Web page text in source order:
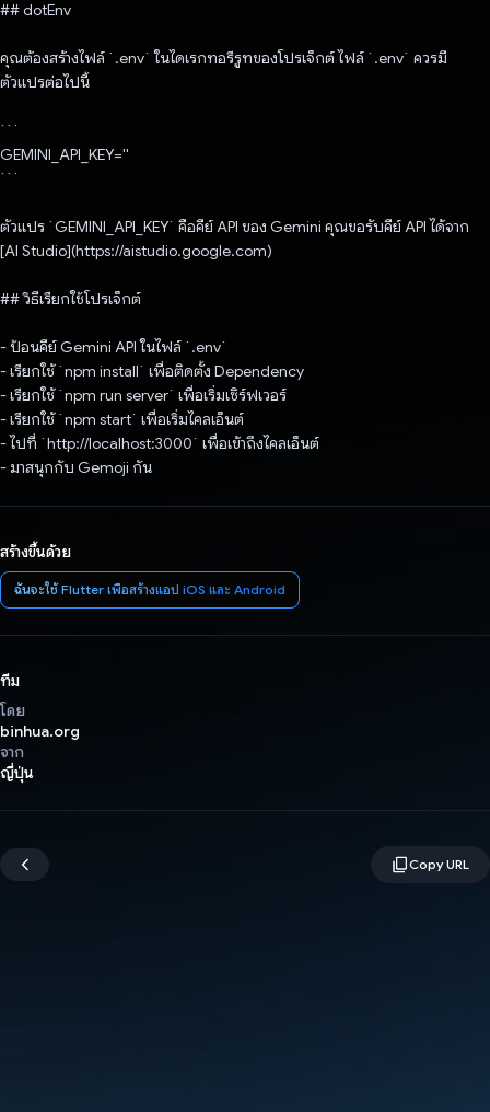
## dotEnv
คุณต้องสร้างไฟล์ `.env` ในไดเรกทอรีรูทของโปรเจ็กต์ ไฟล์ `.env` ควรมี
ตัวแปรต่อไปนี้
```
GEMINI_API_KEY=''
```
ตัวแปร `GEMINI_API_KEY` คือคีย์ API ของ Gemini คุณขอรับคีย์ API ได้จาก
[AI Studio](https://aistudio.google.com)
## วิธีเรียกใช้โปรเจ็กต์
- ป้อนคีย์ Gemini API ในไฟล์ `.env`
- เรียกใช้ `npm install` เพื่อติดตั้ง Dependency
- เรียกใช้ `npm run server` เพื่อเริ่มเซิร์ฟเวอร์
- เรียกใช้ `npm start` เพื่อเริ่มไคลเอ็นต์
- ไปที่ `http://localhost:3000` เพื่อเข้าถึงไคลเอ็นต์
- มาสนุกกับ Gemoji กัน
สร้างขึ้นด้วย
ฉันจะใช้ Flutter เพื่อสร้างแอป iOS และ Android
ทีม
โดย
binhua.org
จาก
ญี่ปุ่น